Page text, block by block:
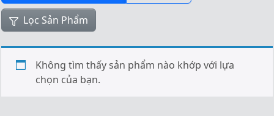
Lọc Sản Phẩm
Không tìm thấy sản phẩm nào khớp với lựa
chọn của bạn.